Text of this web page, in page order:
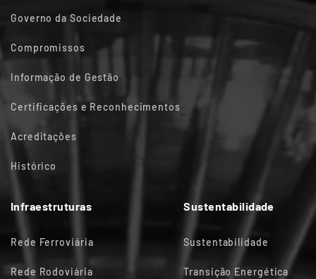
Governo da Sociedade
Compromissos
Informação de Gestão
Certificações e Reconhecimentos
Acreditações
Histórico
Infraestruturas
Rede Ferroviária
Rede Rodoviária
Sustentabilidade
Sustentabilidade
Transição Energética